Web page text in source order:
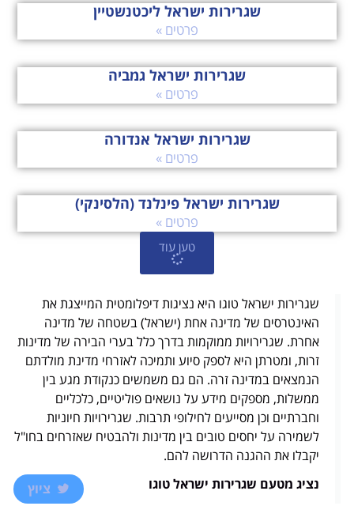
שגרירות ישראל ליכטנשטיין
פרטים »
שגרירות ישראל גמביה
פרטים »
שגרירות ישראל אנדורה
פרטים »
שגרירות ישראל פינלנד (הלסינקי)
פרטים »
טען עוד
שגרירות ישראל טוגו היא נציגות דיפלומטית המייצגת את
האינטרסים של מדינה אחת (ישראל) בשטחה של מדינה
אחרת. שגרירויות ממוקמות בדרך כלל בערי הבירה של מדינות
זרות, ומטרתן היא לספק סיוע ותמיכה לאזרחי מדינת מולדתם
הנמצאים במדינה זרה. הם גם משמשים כנקודת מגע בין
ממשלות, מספקים מידע על נושאים פוליטיים, כלכליים
וחברתיים וכן מסייעים לחילופי תרבות. שגרירויות חיוניות
לשמירה על יחסים טובים בין מדינות ולהבטיח שאזרחים בחו"ל
יקבלו את ההגנה הדרושה להם.
נציג מטעם שגרירות ישראל טוגו
ציוץ